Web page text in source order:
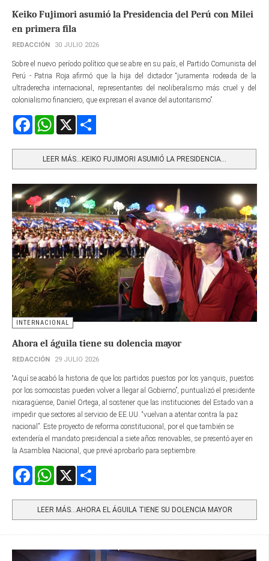
Keiko Fujimori asumió la Presidencia del Perú con Milei
en primera fila
REDACCIÓN 30 JULIO 2026
Sobre el nuevo período político que se abre en su país, el Partido Comunista del
Perú - Patria Roja afirmó que la hija del dictador “juramenta rodeada de la
ultraderecha internacional, representantes del neoliberalismo más cruel y del
colonialismo financiero, que expresan el avance del autoritarismo”.
FacebookWhatsApp
LEER MÁS…KEIKO FUJIMORI ASUMIÓ LA PRESIDENCIA...
INTERNACIONAL
Ahora el águila tiene su dolencia mayor
REDACCIÓN 29 JULIO 2026
“Aquí se acabó la historia de que los partidos puestos por los yanquis, puestos
por los somocistas pueden volver a llegar al Gobierno”, puntualizó el presidente
nicaragüense, Daniel Ortega, al sostener que las instituciones del Estado van a
impedir que sectores al servicio de EE.UU. “vuelvan a atentar contra la paz
nacional”. Este proyecto de reforma constitucional, por el que también se
extendería el mandato presidencial a siete años renovables, se presentó ayer en
la Asamblea Nacional, que prevé aprobarlo para septiembre.
FacebookWhatsApp
LEER MÁS…AHORA EL ÁGUILA TIENE SU DOLENCIA MAYOR